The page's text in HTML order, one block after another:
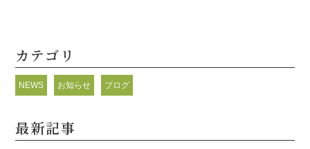
カテゴリ
NEWS お知らせ ブログ
最新記事